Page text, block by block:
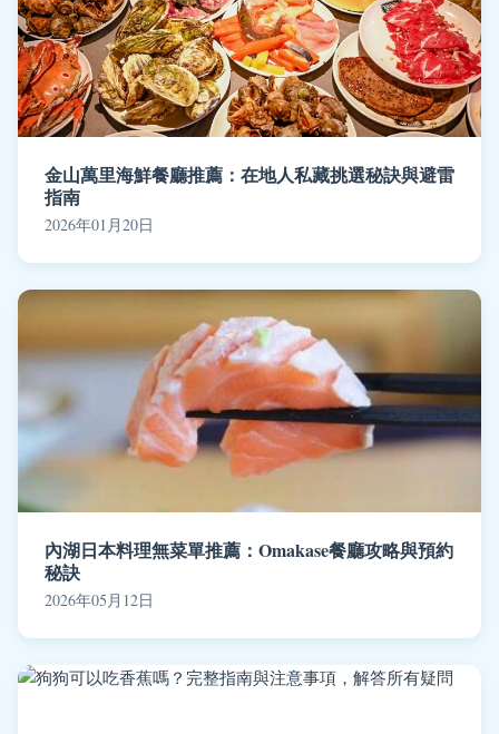
金山萬里海鮮餐廳推薦：在地人私藏挑選秘訣與避雷
指南
2026年01月20日
內湖日本料理無菜單推薦：Omakase餐廳攻略與預約
秘訣
2026年05月12日